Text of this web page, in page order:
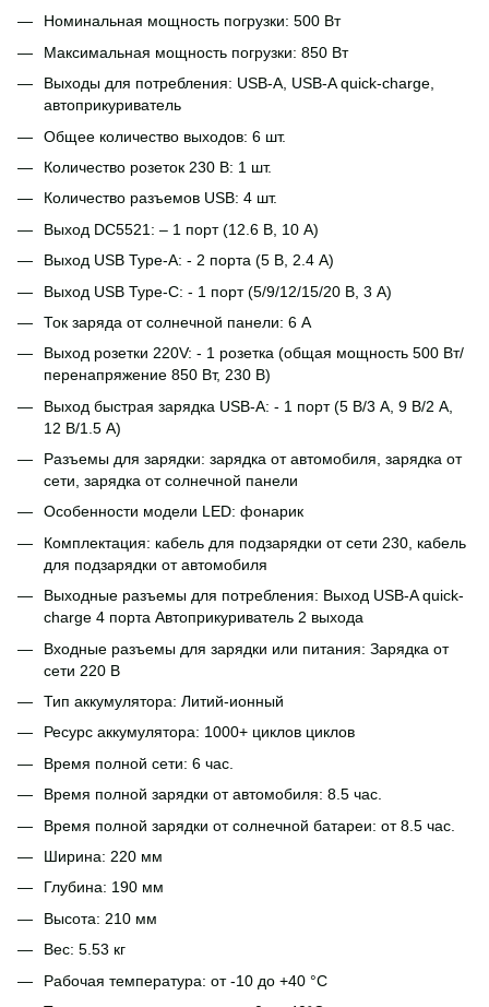
Номинальная мощность погрузки: 500 Вт
Максимальная мощность погрузки: 850 Вт
Выходы для потребления: USB-A, USB-A quick-charge,
автоприкуриватель
Общее количество выходов: 6 шт.
Количество розеток 230 В: 1 шт.
Количество разъемов USB: 4 шт.
Выход DC5521: – 1 порт (12.6 В, 10 А)
Выход USB Type-A: - 2 порта (5 В, 2.4 А)
Выход USB Type-C: - 1 порт (5/9/12/15/20 В, 3 А)
Ток заряда от солнечной панели: 6 А
Выход розетки 220V: - 1 розетка (общая мощность 500 Вт/
перенапряжение 850 Вт, 230 В)
Выход быстрая зарядка USB-A: - 1 порт (5 В/3 А, 9 В/2 А,
12 В/1.5 А)
Разъемы для зарядки: зарядка от автомобиля, зарядка от
сети, зарядка от солнечной панели
Особенности модели LED: фонарик
Комплектация: кабель для подзарядки от сети 230, кабель
для подзарядки от автомобиля
Выходные разъемы для потребления: Выход USB-A quick-
charge 4 порта Автоприкуриватель 2 выхода
Входные разъемы для зарядки или питания: Зарядка от
сети 220 В
Тип аккумулятора: Литий-ионный
Ресурс аккумулятора: 1000+ циклов циклов
Время полной сети: 6 час.
Время полной зарядки от автомобиля: 8.5 час.
Время полной зарядки от солнечной батареи: от 8.5 час.
Ширина: 220 мм
Глубина: 190 мм
Высота: 210 мм
Вес: 5.53 кг
Рабочая температура: от -10 до +40 °С